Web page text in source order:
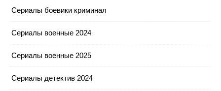
Сериалы боевики криминал
Сериалы военные 2024
Сериалы военные 2025
Сериалы детектив 2024